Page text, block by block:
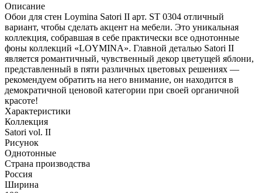
Описание
Обои для стен Loymina Satori II арт. ST 0304 отличный
вариант, чтобы сделать акцент на мебели. Это уникальная
коллекция, собравшая в себе практически все однотонные
фоны коллекций «LOYMINA». Главной деталью Satori II
является романтичный, чувственный декор цветущей яблони,
представленный в пяти различных цветовых решениях —
рекомендуем обратить на него внимание, он находится в
демократичной ценовой категории при своей органичной
красоте!
Характеристики
Коллекция
Satori vol. II
Рисунок
Однотонные
Страна производства
Россия
Ширина